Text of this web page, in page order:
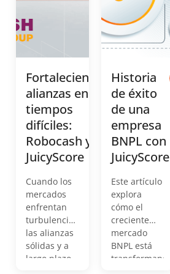
Fortaleciendo
alianzas en
tiempos
difíciles:
Robocash y
JuicyScore
Cuando los
mercados
enfrentan
turbulencias,
las alianzas
sólidas y a
largo plazo
Historia
de éxito
de una
empresa
BNPL con
JuicyScore
Este artículo
explora
cómo el
creciente
mercado
BNPL está
transformando